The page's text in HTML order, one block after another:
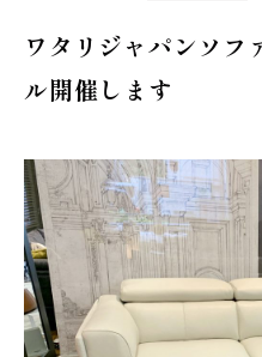
ワタリジャパンソフ
ル開催します